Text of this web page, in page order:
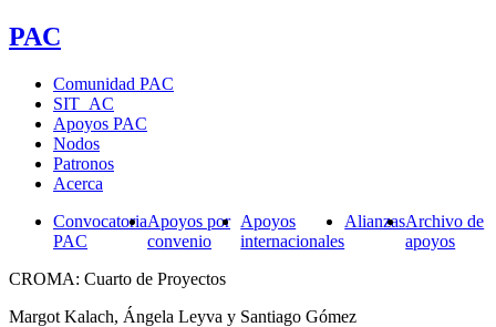
PAC
Comunidad PAC
SIT_AC
Apoyos PAC
Nodos
Patronos
Acerca
Convocatoria
PAC
Apoyos por
convenio
Apoyos
internacionales
AlianzasArchivo de
apoyos
CROMA: Cuarto de Proyectos
Margot Kalach, Ángela Leyva y Santiago Gómez